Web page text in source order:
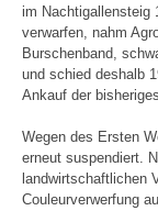
im Nachtigallensteig
verwarfen, nahm
Burschenband,
und schied deshalb
Ankauf der
Wegen des Ersten
erneut suspendiert.
landwirtschaftlichen
Couleurverwerfung